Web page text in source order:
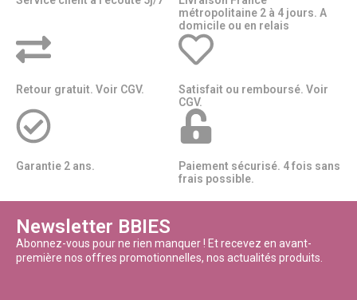
métropolitaine 2 à 4 jours. A
domicile ou en relais​​
Retour gratuit. Voir CGV.
Satisfait ou remboursé. Voir
CGV.
Garantie 2 ans.
Paiement sécurisé. 4 fois sans
frais possible.
Newsletter BBIES
Abonnez-vous pour ne rien manquer ! Et recevez en avant-
première nos offres promotionnelles, nos actualités produits.